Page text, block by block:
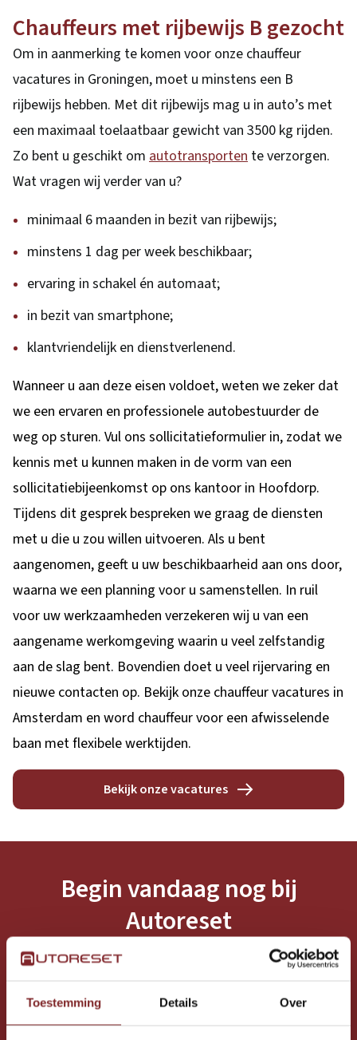
Toestemming Details Over
Chauffeurs met rijbewijs B gezocht
Om in aanmerking te komen voor onze chauffeur
vacatures in Groningen, moet u minstens een B
rijbewijs hebben. Met dit rijbewijs mag u in auto’s met
een maximaal toelaatbaar gewicht van 3500 kg rijden.
Zo bent u geschikt om autotransporten te verzorgen.
Wat vragen wij verder van u?
minimaal 6 maanden in bezit van rijbewijs;
minstens 1 dag per week beschikbaar;
ervaring in schakel én automaat;
in bezit van smartphone;
klantvriendelijk en dienstverlenend.
Wanneer u aan deze eisen voldoet, weten we zeker dat
we een ervaren en professionele autobestuurder de
weg op sturen. Vul ons sollicitatieformulier in, zodat we
kennis met u kunnen maken in de vorm van een
sollicitatiebijeenkomst op ons kantoor in Hoofdorp.
Tijdens dit gesprek bespreken we graag de diensten
met u die u zou willen uitvoeren. Als u bent
aangenomen, geeft u uw beschikbaarheid aan ons door,
waarna we een planning voor u samenstellen. In ruil
voor uw werkzaamheden verzekeren wij u van een
aangename werkomgeving waarin u veel zelfstandig
aan de slag bent. Bovendien doet u veel rijervaring en
nieuwe contacten op. Bekijk onze chauffeur vacatures in
Amsterdam en word chauffeur voor een afwisselende
baan met flexibele werktijden.
Bekijk onze vacatures
Begin vandaag nog bij
Autoreset